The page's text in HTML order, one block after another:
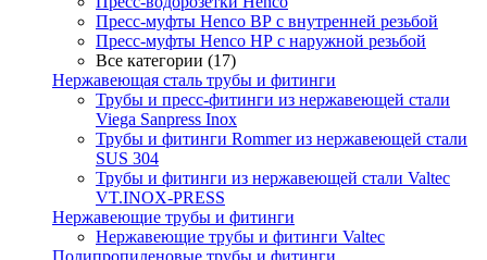
Пресс-муфты Henco ВР с внутренней резьбой
Пресс-муфты Henco НР с наружной резьбой
Все категории (17)
Нержавеющая сталь трубы и фитинги
Трубы и пресс-фитинги из нержавеющей стали
Viega Sanpress Inox
Трубы и фитинги Rommer из нержавеющей стали
SUS 304
Трубы и фитинги из нержавеющей стали Valtec
VT.INOX-PRESS
Нержавеющие трубы и фитинги
Нержавеющие трубы и фитинги Valtec
Полипропиленовые трубы и фитинги